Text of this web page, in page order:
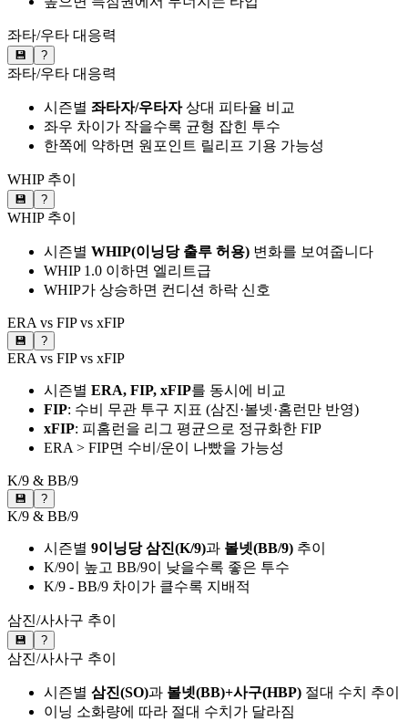
좌타/우타 대응력
💾 ?
좌타/우타 대응력
시즌별 좌타자/우타자상대 피타율 비교
좌우 차이가 작을수록 균형 잡힌 투수
한쪽에 약하면 원포인트 릴리프 기용 가능성
WHIP 추이
💾 ?
WHIP 추이
시즌별 WHIP(이닝당 출루 허용) 변화를 보여줍니다
WHIP 1.0 이하면 엘리트급
WHIP가 상승하면 컨디션 하락 신호
ERA vs FIP vs xFIP
💾 ?
ERA vs FIP vs xFIP
시즌별 ERA, FIP, xFIP를 동시에 비교
FIP: 수비 무관 투구 지표 (삼진·볼넷·홈런만 반영)
xFIP: 피홈런을 리그 평균으로 정규화한 FIP
ERA > FIP면 수비/운이 나빴을 가능성
K/9 & BB/9
💾 ?
K/9 & BB/9
시즌별 9이닝당 삼진(K/9)과 볼넷(BB/9) 추이
K/9이 높고 BB/9이 낮을수록 좋은 투수
K/9 - BB/9 차이가 클수록 지배적
삼진/사사구 추이
💾 ?
삼진/사사구 추이
시즌별 삼진(SO)과 볼넷(BB)+사구(HBP) 절대 수치 추이
이닝 소화량에 따라 절대 수치가 달라짐